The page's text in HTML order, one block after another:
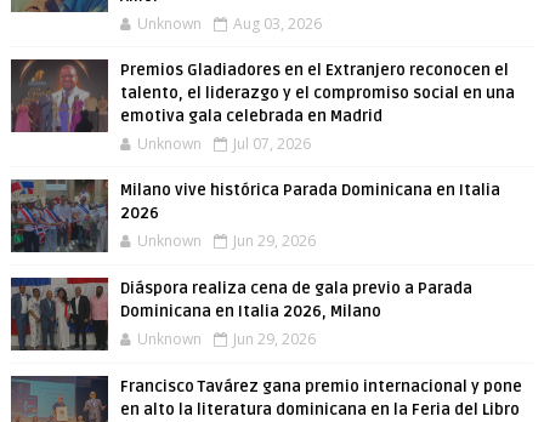
Unknown Aug 03, 2026
Premios Gladiadores en el Extranjero reconocen el
talento, el liderazgo y el compromiso social en una
emotiva gala celebrada en Madrid
Unknown Jul 07, 2026
Milano vive histórica Parada Dominicana en Italia
2026
Unknown Jun 29, 2026
Diáspora realiza cena de gala previo a Parada
Dominicana en Italia 2026, Milano
Unknown Jun 29, 2026
Francisco Tavárez gana premio internacional y pone
en alto la literatura dominicana en la Feria del Libro